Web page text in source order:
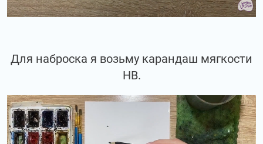
Для наброска я возьму карандаш мягкости
НВ.